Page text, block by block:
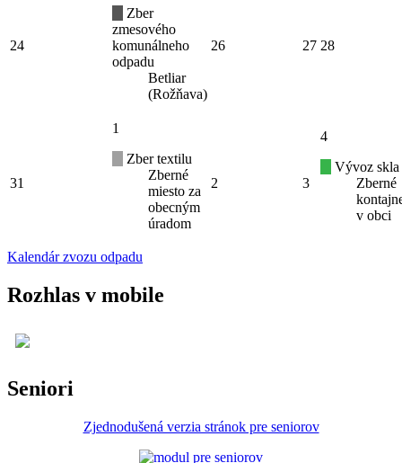
24
Zber
zmesového
komunálneho
odpadu
Betliar
(Rožňava)
26 27 28
31
1
Zber textilu
Zberné
miesto za
obecným
úradom
2 3
4
Vývoz skla
Zberné
v obci
Kalendár zvozu odpadu
Rozhlas v mobile
Seniori
Zjednodušená verzia stránok pre seniorov